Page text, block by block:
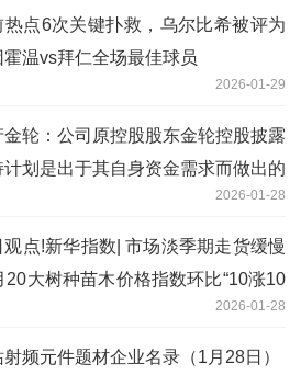
热点6次关键扑救，乌尔比希被评为
霍温vs拜仁全场最佳球员
2026-01-29
金轮：公司原控股股东金轮控股披露
计划是出于其自身资金需求而做出的
2026-01-28
观点!新华指数| 市场淡季期走货缓慢
20大树种苗木价格指数环比“10涨10
2026-01-28
频元件题材企业名录（1月28日）